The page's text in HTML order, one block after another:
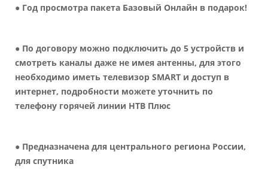
● Год просмотра пакета Базовый Онлайн в подарок!
● По договору можно подключить до 5 устройств и
смотреть каналы даже не имея антенны, для этого
необходимо иметь телевизор SMART и доступ в
интернет, подробности можете уточнить по
телефону горячей линии НТВ Плюс
● Предназначена для центрального региона России,
для спутника